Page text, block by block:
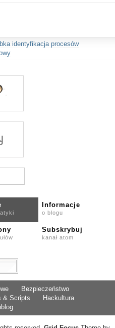
identyfikacja procesów
Informacje
o blogu
Subskrybuj
kanał atom
Bezpieczeństwo
& Scripts
Hackultura